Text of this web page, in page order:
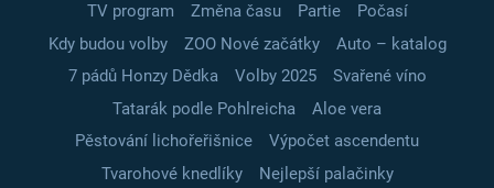
TV program
Změna času Partie
Počasí
Kdy budou volby
ZOO Nové začátky
Auto – katalog
7 pádů Honzy Dědka
Volby 2025
Svařené víno
Tatarák podle Pohlreicha
Aloe vera
Pěstování lichořeřišnice
Výpočet ascendentu
Tvarohové knedlíky
Nejlepší palačinky